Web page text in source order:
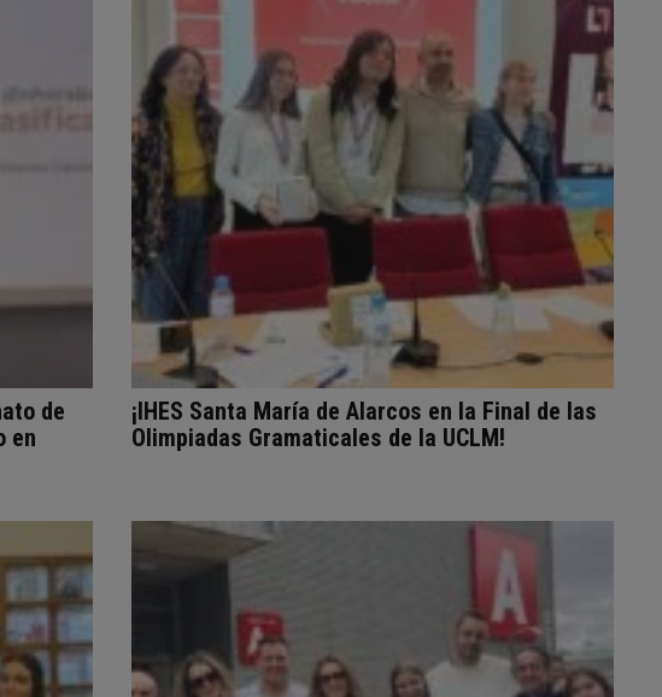
de
en
¡IHES Santa María de Alarcos en la Final de las
Olimpiadas Gramaticales de la UCLM!